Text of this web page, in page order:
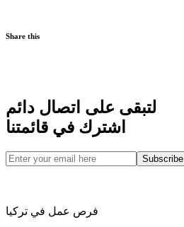
Share this
لتبقى على اتصال دائم
اشترك في قائمتنا
Subscribe
فرص عمل في تركيا